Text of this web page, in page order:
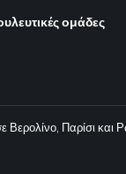
ομάδες
Παρίσι και